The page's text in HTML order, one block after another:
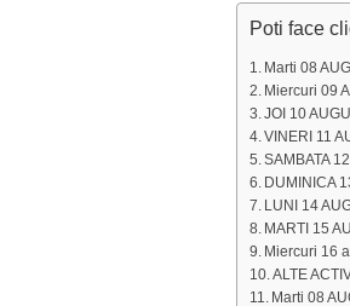
Poti face
Marti 08
Miercuri 09
JOI 10
VINERI 11
SAMBATA
DUMINICA
LUNI 14
MARTI 15
Miercuri 16
ALTE
Marti 08